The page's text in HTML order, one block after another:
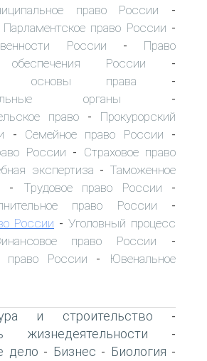
право России -
Парламентское право России -
России - Право
обеспечения России -
основы права -
органы -
право - Прокурорский
- Семейное право России -
России - Страховое право
экспертиза - Таможенное
- Трудовое право России -
право России -
России - Уголовный процесс
право России -
право России -
Ювенальное
и строительство -
жизнедеятельности -
дело - Бизнес - Биология -